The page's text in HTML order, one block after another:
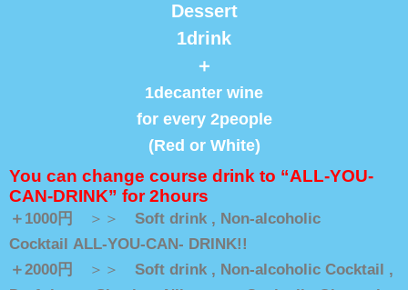
Dessert
1drink
＋
1decanter wine
for every 2people
(Red or White)
You can change course drink to “ALL-YOU-
CAN-DRINK” for 2hours
＋1000円 ＞＞ Soft drink , Non-alcoholic
Cocktail ALL-YOU-CAN- DRINK!!
＋2000円
＞＞ Soft drink , Non-alcoholic Cocktail ,